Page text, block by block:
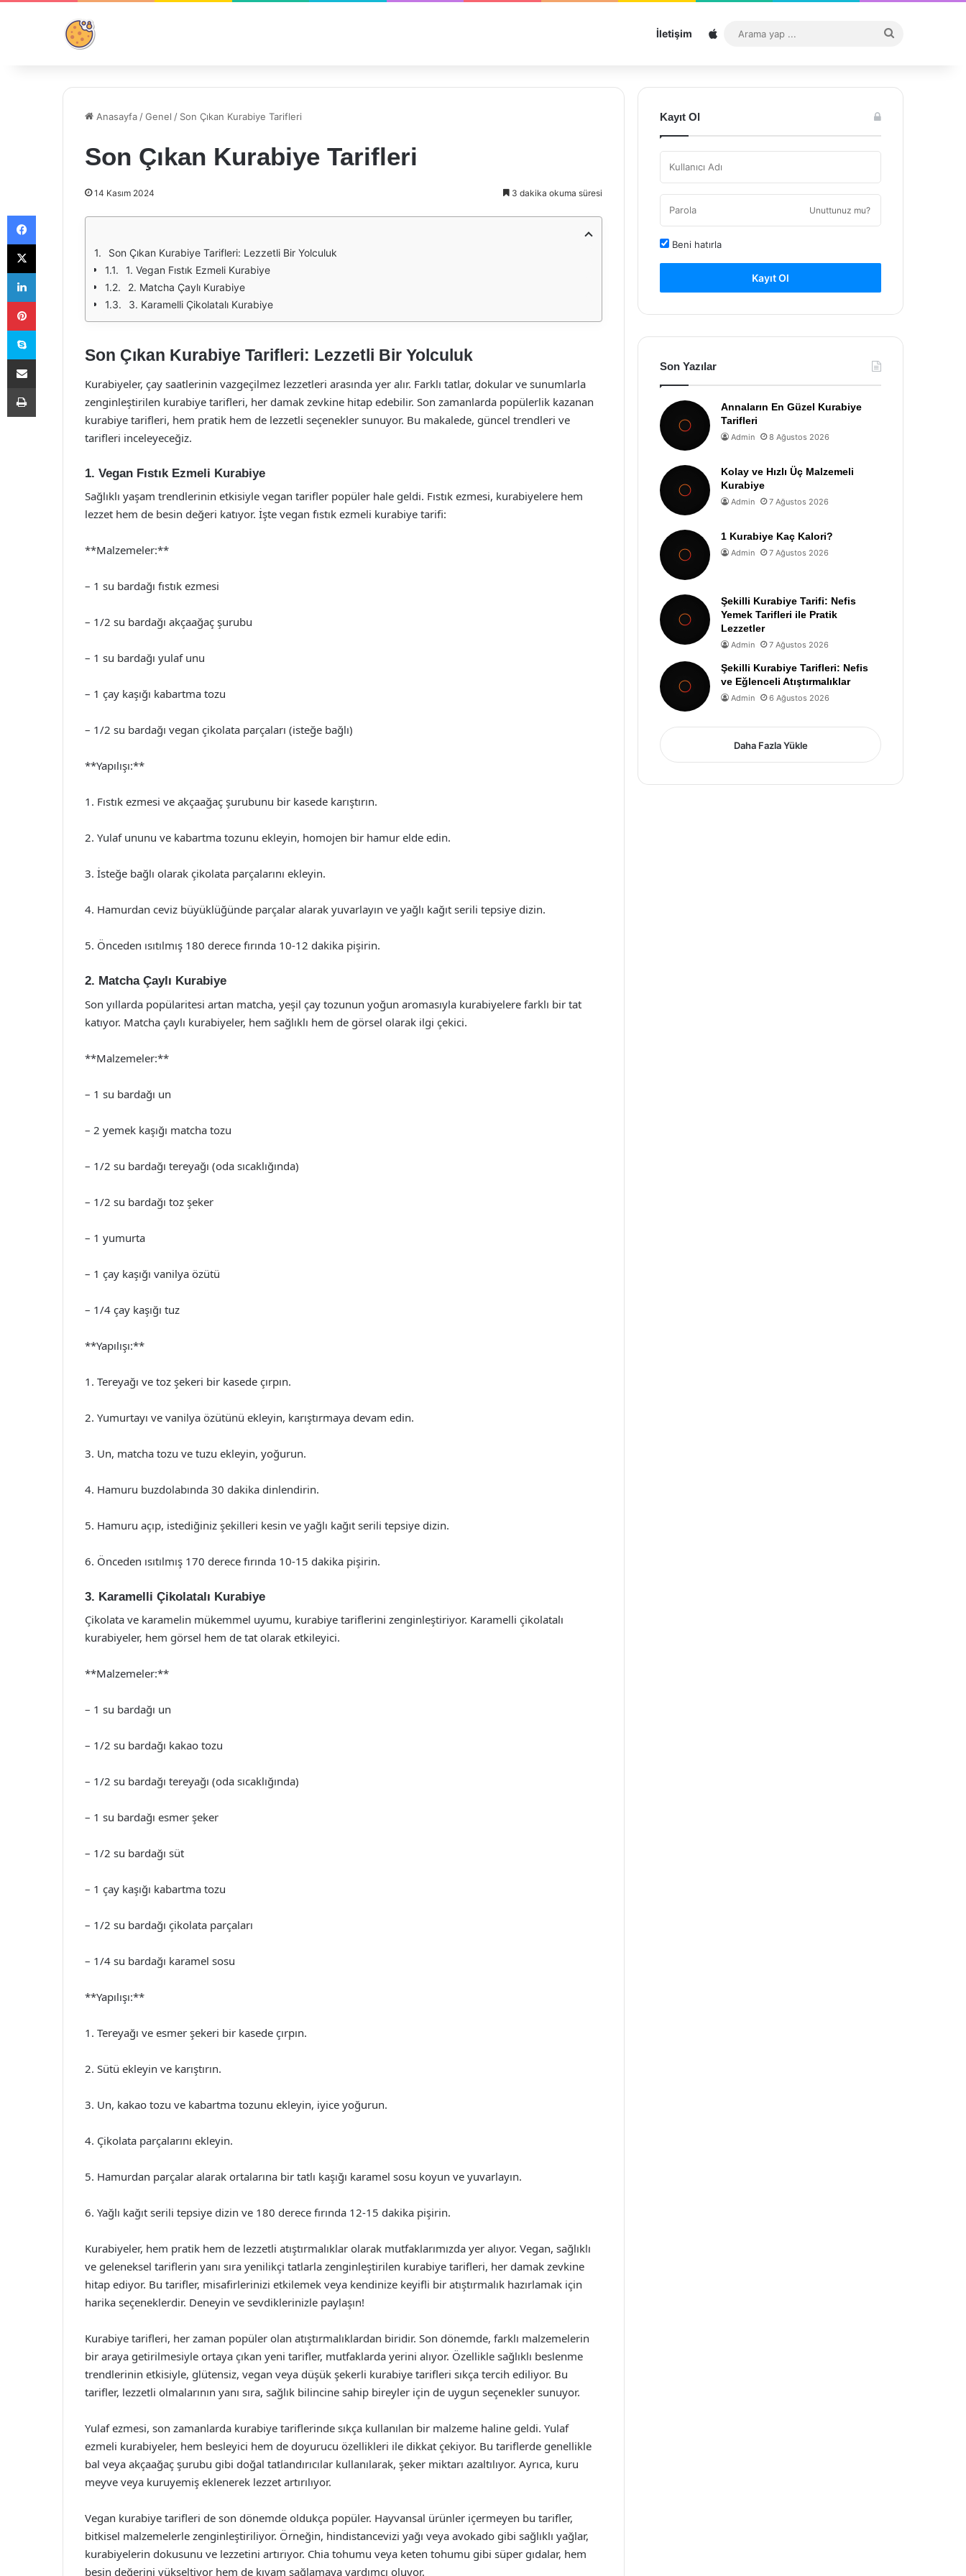
İletişim Sitemap
...
Anasayfa /Genel / Son Çıkan Kurabiye Tarifleri
Son Çıkan Kurabiye Tarifleri
14 Kasım 2024 3 dakika okuma süresi
Son Çıkan Kurabiye Tarifleri: Lezzetli Bir Yolculuk
1. Vegan Fıstık Ezmeli Kurabiye
2. Matcha Çaylı Kurabiye
3. Karamelli Çikolatalı Kurabiye
Son Çıkan Kurabiye Tarifleri: Lezzetli Bir Yolculuk
Kurabiyeler, çay saatlerinin vazgeçilmez lezzetleri arasında yer alır. Farklı tatlar, dokular ve sunumlarla
zenginleştirilen kurabiye tarifleri, her damak zevkine hitap edebilir. Son zamanlarda popülerlik kazanan
kurabiye tarifleri, hem pratik hem de lezzetli seçenekler sunuyor. Bu makalede, güncel trendleri ve
tarifleri inceleyeceğiz.
1. Vegan Fıstık Ezmeli Kurabiye
Sağlıklı yaşam trendlerinin etkisiyle vegan tarifler popüler hale geldi. Fıstık ezmesi, kurabiyelere hem
lezzet hem de besin değeri katıyor. İşte vegan fıstık ezmeli kurabiye tarifi:
**Malzemeler:**
– 1 su bardağı fıstık ezmesi
– 1/2 su bardağı akçaağaç şurubu
– 1 su bardağı yulaf unu
– 1 çay kaşığı kabartma tozu
– 1/2 su bardağı vegan çikolata parçaları (isteğe bağlı)
**Yapılışı:**
1. Fıstık ezmesi ve akçaağaç şurubunu bir kasede karıştırın.
2. Yulaf ununu ve kabartma tozunu ekleyin, homojen bir hamur elde edin.
3. İsteğe bağlı olarak çikolata parçalarını ekleyin.
4. Hamurdan ceviz büyüklüğünde parçalar alarak yuvarlayın ve yağlı kağıt serili tepsiye dizin.
5. Önceden ısıtılmış 180 derece fırında 10-12 dakika pişirin.
2. Matcha Çaylı Kurabiye
Son yıllarda popülaritesi artan matcha, yeşil çay tozunun yoğun aromasıyla kurabiyelere farklı bir tat
katıyor. Matcha çaylı kurabiyeler, hem sağlıklı hem de görsel olarak ilgi çekici.
**Malzemeler:**
– 1 su bardağı un
– 2 yemek kaşığı matcha tozu
– 1/2 su bardağı tereyağı (oda sıcaklığında)
– 1/2 su bardağı toz şeker
– 1 yumurta
– 1 çay kaşığı vanilya özütü
– 1/4 çay kaşığı tuz
**Yapılışı:**
1. Tereyağı ve toz şekeri bir kasede çırpın.
2. Yumurtayı ve vanilya özütünü ekleyin, karıştırmaya devam edin.
3. Un, matcha tozu ve tuzu ekleyin, yoğurun.
4. Hamuru buzdolabında 30 dakika dinlendirin.
5. Hamuru açıp, istediğiniz şekilleri kesin ve yağlı kağıt serili tepsiye dizin.
6. Önceden ısıtılmış 170 derece fırında 10-15 dakika pişirin.
3. Karamelli Çikolatalı Kurabiye
Çikolata ve karamelin mükemmel uyumu, kurabiye tariflerini zenginleştiriyor. Karamelli çikolatalı
kurabiyeler, hem görsel hem de tat olarak etkileyici.
**Malzemeler:**
– 1 su bardağı un
– 1/2 su bardağı kakao tozu
– 1/2 su bardağı tereyağı (oda sıcaklığında)
– 1 su bardağı esmer şeker
– 1/2 su bardağı süt
– 1 çay kaşığı kabartma tozu
– 1/2 su bardağı çikolata parçaları
– 1/4 su bardağı karamel sosu
**Yapılışı:**
1. Tereyağı ve esmer şekeri bir kasede çırpın.
2. Sütü ekleyin ve karıştırın.
3. Un, kakao tozu ve kabartma tozunu ekleyin, iyice yoğurun.
4. Çikolata parçalarını ekleyin.
5. Hamurdan parçalar alarak ortalarına bir tatlı kaşığı karamel sosu koyun ve yuvarlayın.
6. Yağlı kağıt serili tepsiye dizin ve 180 derece fırında 12-15 dakika pişirin.
Kurabiyeler, hem pratik hem de lezzetli atıştırmalıklar olarak mutfaklarımızda yer alıyor. Vegan, sağlıklı
ve geleneksel tariflerin yanı sıra yenilikçi tatlarla zenginleştirilen kurabiye tarifleri, her damak zevkine
hitap ediyor. Bu tarifler, misafirlerinizi etkilemek veya kendinize keyifli bir atıştırmalık hazırlamak için
harika seçeneklerdir. Deneyin ve sevdiklerinizle paylaşın!
Kurabiye tarifleri, her zaman popüler olan atıştırmalıklardan biridir. Son dönemde, farklı malzemelerin
bir araya getirilmesiyle ortaya çıkan yeni tarifler, mutfaklarda yerini alıyor. Özellikle sağlıklı beslenme
trendlerinin etkisiyle, glütensiz, vegan veya düşük şekerli kurabiye tarifleri sıkça tercih ediliyor. Bu
tarifler, lezzetli olmalarının yanı sıra, sağlık bilincine sahip bireyler için de uygun seçenekler sunuyor.
Yulaf ezmesi, son zamanlarda kurabiye tariflerinde sıkça kullanılan bir malzeme haline geldi. Yulaf
ezmeli kurabiyeler, hem besleyici hem de doyurucu özellikleri ile dikkat çekiyor. Bu tariflerde genellikle
bal veya akçaağaç şurubu gibi doğal tatlandırıcılar kullanılarak, şeker miktarı azaltılıyor. Ayrıca, kuru
meyve veya kuruyemiş eklenerek lezzet artırılıyor.
Vegan kurabiye tarifleri de son dönemde oldukça popüler. Hayvansal ürünler içermeyen bu tarifler,
bitkisel malzemelerle zenginleştiriliyor. Örneğin, hindistancevizi yağı veya avokado gibi sağlıklı yağlar,
kurabiyelerin dokusunu ve lezzetini artırıyor. Chia tohumu veya keten tohumu gibi süper gıdalar, hem
besin değerini yükseltiyor hem de kıvam sağlamaya yardımcı oluyor.
Kayıt Ol
Unuttunuz mu?
Beni hatırla
Kayıt Ol
Son Yazılar
Annaların En Güzel Kurabiye
Tarifleri
Admin 8 Ağustos 2026
Kolay ve Hızlı Üç Malzemeli
Kurabiye
Admin 7 Ağustos 2026
1 Kurabiye Kaç Kalori?
Admin 7 Ağustos 2026
Şekilli Kurabiye Tarifi: Nefis
Yemek Tarifleri ile Pratik
Lezzetler
Admin 7 Ağustos 2026
Şekilli Kurabiye Tarifleri: Nefis
ve Eğlenceli Atıştırmalıklar
Admin 6 Ağustos 2026
Daha Fazla Yükle
Facebook
X
LinkedIn
Pinterest
Skype
E-Posta ile paylaş